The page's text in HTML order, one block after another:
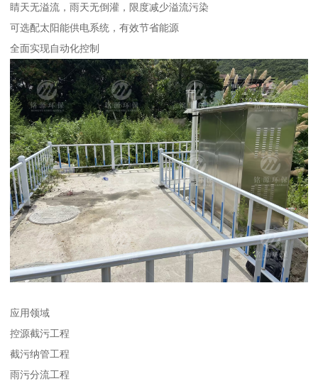
睛天无溢流，雨天无倒灌，限度减少溢流污染
可选配太阳能供电系统，有效节省能源
全面实现自动化控制
应用领域
控源截污工程
截污纳管工程
雨污分流工程